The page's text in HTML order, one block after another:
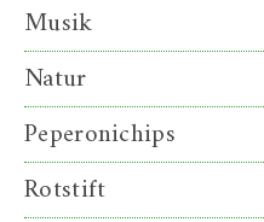
Musik
Natur
Peperonichips
Rotstift